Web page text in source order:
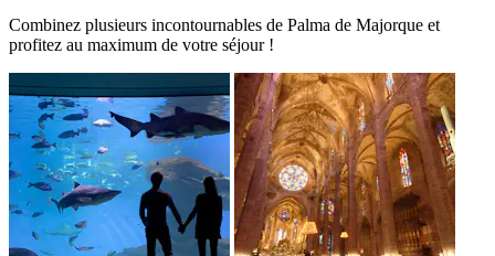
Combinez plusieurs incontournables de Palma de Majorque et
profitez au maximum de votre séjour !